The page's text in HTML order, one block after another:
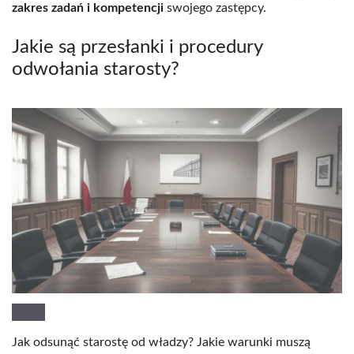
zakres zadań i kompetencji swojego zastępcy.
Jakie są przesłanki i procedury
odwołania starosty?
Jak odsunąć starostę od władzy? Jakie warunki muszą